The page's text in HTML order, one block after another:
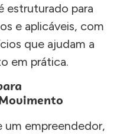
estruturado para
e aplicáveis, com
que ajudam a
em prática.
um empreendedor,